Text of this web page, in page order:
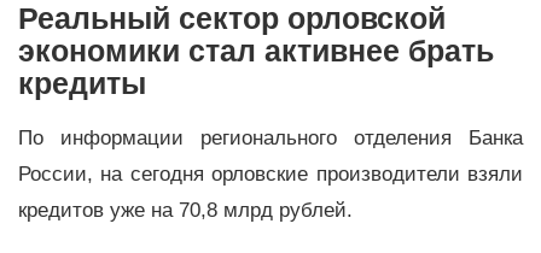
Реальный сектор орловской
экономики стал активнее брать
кредиты
По информации регионального отделения Банка
России, на сегодня орловские производители взяли
кредитов уже на 70,8 млрд рублей.